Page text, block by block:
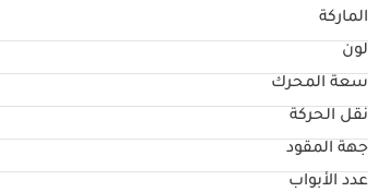
الماركة
لون
سعة المحرك
نقل الحركة
جهة المقود
عدد الأبواب